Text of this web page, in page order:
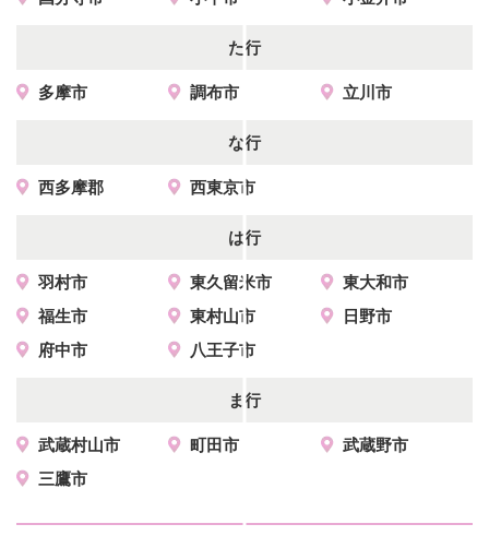
た行
多摩市 調布市 立川市
な行
西多摩郡 西東京市
は行
羽村市 東久留米市
東大和市
福生市
東村山市
日野市
府中市
八王子市
ま行
武蔵村山市 町田市
武蔵野市
三鷹市